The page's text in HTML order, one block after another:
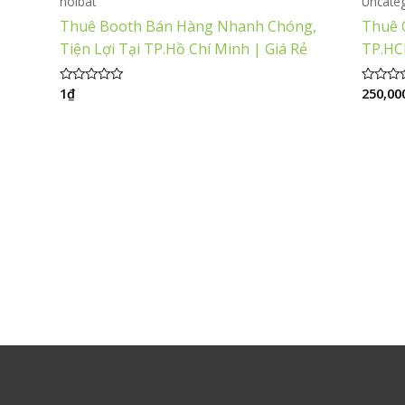
Thuê Booth Bán Hàng Nhanh Chóng,
Tiện Lợi Tại TP.Hồ Chí Minh | Giá Rẻ
Được
xếp
1₫
Thuê
Được